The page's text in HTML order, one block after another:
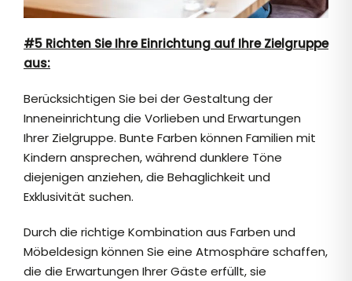
#5 Richten Sie Ihre Einrichtung auf Ihre Zielgruppe
aus:
Berücksichtigen Sie bei der Gestaltung der
Inneneinrichtung die Vorlieben und Erwartungen
Ihrer Zielgruppe. Bunte Farben können Familien mit
Kindern ansprechen, während dunklere Töne
diejenigen anziehen, die Behaglichkeit und
Exklusivität suchen.
Durch die richtige Kombination aus Farben und
Möbeldesign können Sie eine Atmosphäre schaffen,
die die Erwartungen Ihrer Gäste erfüllt, sie